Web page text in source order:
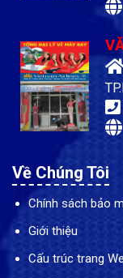
Về Chúng Tôi
Chính sách bảo
Giới thiệu
Cấu trúc trang